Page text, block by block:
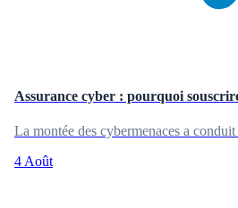
Assurance cyber : pourquoi
La montée des cybermenaces a
4 Août